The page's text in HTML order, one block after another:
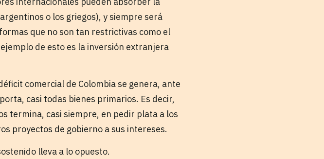
o los griegos), y siempre será
que no son tan restrictivas como el
de esto es la inversión extranjera
comercial de Colombia se genera, ante
casi todas bienes primarios. Es decir,
termina, casi siempre, en pedir plata a los
proyectos de gobierno a sus intereses.
lleva a lo opuesto.